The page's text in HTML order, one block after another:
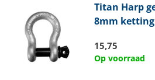
Titan Harp
8mm ketting
15,75
Op voorraad